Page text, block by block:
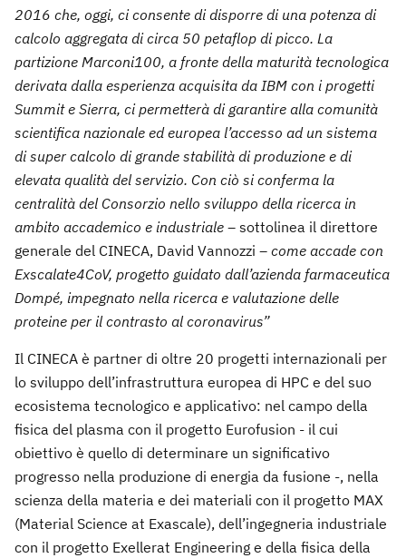
2016 che, oggi, ci consente di disporre di una potenza di
calcolo aggregata di circa 50 petaflop di picco. La
partizione Marconi100, a fronte della maturità tecnologica
derivata dalla esperienza acquisita da IBM con i progetti
Summit e Sierra, ci permetterà di garantire alla comunità
scientifica nazionale ed europea l’accesso ad un sistema
di super calcolo di grande stabilità di produzione e di
elevata qualità del servizio. Con ciò si conferma la
centralità del Consorzio nello sviluppo della ricerca in
ambito accademico e industriale – sottolinea il direttore
generale del CINECA, David Vannozzi – come accade con
Exscalate4CoV, progetto guidato dall’azienda farmaceutica
Dompé, impegnato nella ricerca e valutazione delle
proteine per il contrasto al coronavirus”
Il CINECA è partner di oltre 20 progetti internazionali per
lo sviluppo dell’infrastruttura europea di HPC e del suo
ecosistema tecnologico e applicativo: nel campo della
fisica del plasma con il progetto Eurofusion - il cui
obiettivo è quello di determinare un significativo
progresso nella produzione di energia da fusione -, nella
scienza della materia e dei materiali con il progetto MAX
(Material Science at Exascale), dell’ingegneria industriale
con il progetto Exellerat Engineering e della fisica della